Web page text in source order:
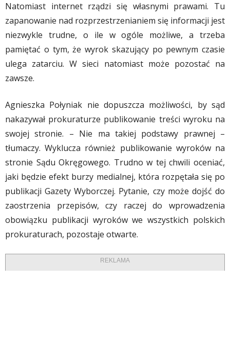
Natomiast internet rządzi się własnymi prawami. Tu
zapanowanie nad rozprzestrzenianiem się informacji jest
niezwykle trudne, o ile w ogóle możliwe, a trzeba
pamiętać o tym, że wyrok skazujący po pewnym czasie
ulega zatarciu. W sieci natomiast może pozostać na
zawsze.
Agnieszka Połyniak nie dopuszcza możliwości, by sąd
nakazywał prokuraturze publikowanie treści wyroku na
swojej stronie. – Nie ma takiej podstawy prawnej –
tłumaczy. Wyklucza również publikowanie wyroków na
stronie Sądu Okręgowego. Trudno w tej chwili oceniać,
jaki będzie efekt burzy medialnej, która rozpętała się po
publikacji Gazety Wyborczej. Pytanie, czy może dojść do
zaostrzenia przepisów, czy raczej do wprowadzenia
obowiązku publikacji wyroków we wszystkich polskich
prokuraturach, pozostaje otwarte.
REKLAMA